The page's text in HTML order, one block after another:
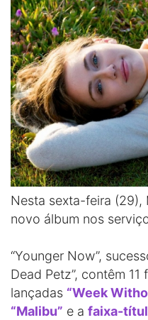
Nesta sexta-feira (29),
novo álbum nos
“Younger Now”,
Dead Petz”, contêm
lançadas “Week
“Malibu” e a faixa-